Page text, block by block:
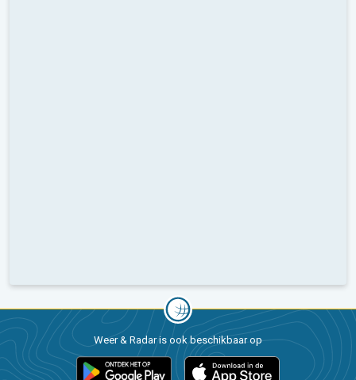
Weer & Radar is ook beschikbaar op